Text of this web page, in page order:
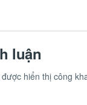
luận
hiển thị công